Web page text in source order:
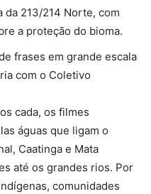
da 213/214 Norte, com
a proteção do bioma.
frases em grande escala
com o Coletivo
cada, os filmes
águas que ligam o
Caatinga e Mata
até os grandes rios. Por
comunidades